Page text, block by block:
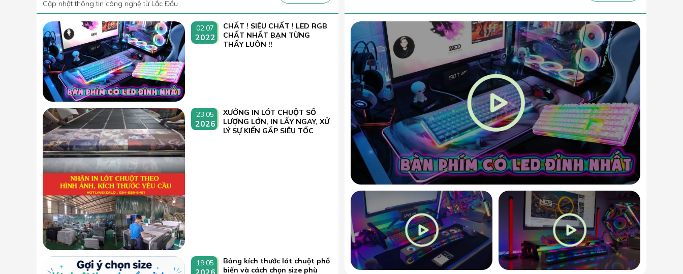
Cập nhật thông tin công nghệ từ Lắc Đầu
02.07
2022
CHẤT ! SIÊU CHẤT ! LED RGB
CHẤT NHẤT BẠN TỪNG
THẤY LUÔN !!
23.05
2026
XƯỞNG IN LÓT CHUỘT SỐ
LƯỢNG LỚN, IN LẤY NGAY, XỬ
LÝ SỰ KIẾN GẤP SIÊU TỐC
19.05
Bảng kích thước lót chuột phổ
biến và cách chọn size phù